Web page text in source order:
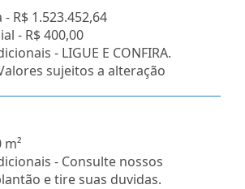
- R$ 1.523.452,64
- R$ 400,00
- LIGUE E CONFIRA.
sujeitos a alteração
- Consulte nossos
e tire suas duvidas.